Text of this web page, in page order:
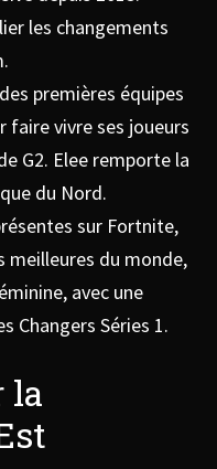
les changements
premières équipes
faire vivre ses joueurs
G2. Elee remporte la
du Nord.
sur Fortnite,
meilleures du monde,
avec une
Changers Séries 1.
la